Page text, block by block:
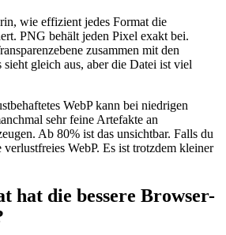
wie effizient jedes Format die
PNG behält jeden Pixel exakt bei.
zusammen mit den
sieht gleich aus, aber die Datei ist viel
WebP kann bei niedrigen
sehr feine Artefakte an
Ab 80% ist das unsichtbar. Falls du
WebP. Es ist trotzdem kleiner
hat die bessere Browser-